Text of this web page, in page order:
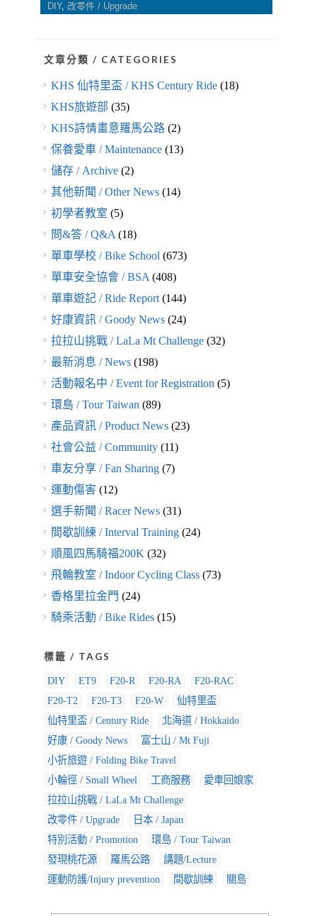
DIY, 改零件 / Upgrade
文章分類 / CATEGORIES
KHS 仙特里盃 / KHS Century Ride(18)
KHS旅遊部 (35)
KHS詩情畫意羅馬公路(2)
保養愛車 / Maintenance(13)
儲存 / Archive(2)
其他新聞 / Other News(14)
初學者教室 (5)
問&答 / Q&A(18)
單車學校 / Bike School(673)
單車安全協會 / BSA(408)
單車遊記 / Ride Report(144)
好康資訊 / Goody News(24)
拉拉山挑戰 / LaLa Mt Challenge(32)
最新消息 / News(198)
活動報名中 / Event for Registration(5)
環島 / Tour Taiwan(89)
產品資訊 / Product News(23)
社會公益 / Community(11)
車友分享 / Fan Sharing(7)
運動傷害(12)
選手新聞 / Racer News(31)
間歇訓練 / Interval Training(24)
順風四馬騎福200K(32)
飛輪教室 / Indoor Cycling Class(73)
香格里拉金門 (24)
騎乘活動 / Bike Rides(15)
標籤 / TAGS
DIY ET9 F20-R F20-RA
F20-RAC
F20-T2
F20-T3 F20-W
仙特里盃
仙特里盃 / Century Ride
北海道 / Hokkaido
好康 / Goody News
富士山 / Mt Fuji
小折旅遊 / Folding Bike Travel
小輪徑 / Small Wheel
工商服務
愛車回娘家
拉拉山挑戰 / LaLa Mt Challenge
改零件 / Upgrade
日本 / Japan
特別活動 / Promotion
環島 / Tour Taiwan
發現桃花源
羅馬公路
講題/Lecture
運動防護/Injury prevention
間歇訓練 關島